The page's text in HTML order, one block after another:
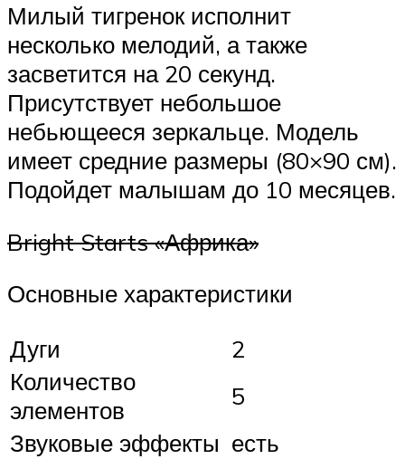
Милый тигренок исполнит
несколько мелодий, а также
засветится на 20 секунд.
Присутствует небольшое
небьющееся зеркальце. Модель
имеет средние размеры (80×90 см).
Подойдет малышам до 10 месяцев.
Bright Starts «Африка»
Основные характеристики
Дуги
2
Количество
элементов
5
Звуковые эффекты есть